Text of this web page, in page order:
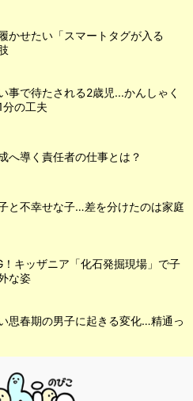
かせたい「スマートタグが入る
事で待たされる2歳児...かんしゃく
分の工夫
へ導く責任者の仕事とは？
と不幸せな子…差を分けたのは家庭
キッザニア「化石発掘現場」で子
な姿
思春期の男子に起きる変化…精通っ